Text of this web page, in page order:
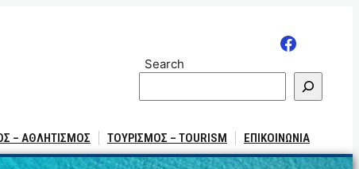
Search
– ΑΘΛΗΤΙΣΜΟΣ ΤΟΥΡΙΣΜΟΣ – TOURISM ΕΠΙΚΟΙΝΩΝΙΑ